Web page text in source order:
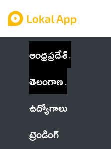
ఆంధ్రప్రదేశ్
తెలంగాణ
ఉద్యోగాలు
ట్రెండింగ్